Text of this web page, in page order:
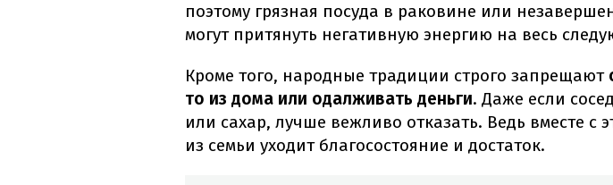
поэтому грязная посуда в раковине или
могут притянуть негативную энергию на весь
Кроме того, народные традиции строго запрещают
то из дома или одалживать деньги. Даже если
или сахар, лучше вежливо отказать. Ведь вместе с
из семьи уходит благосостояние и достаток.